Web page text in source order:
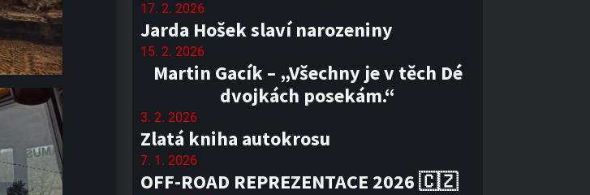
17. 2. 2026
Jarda Hošek slaví narozeniny
15. 2. 2026
Martin Gacík – „Všechny je v těch Dé
dvojkách posekám.“
3. 2. 2026
Zlatá kniha autokrosu
7. 1. 2026
OFF-ROAD REPREZENTACE 2026 🇨🇿